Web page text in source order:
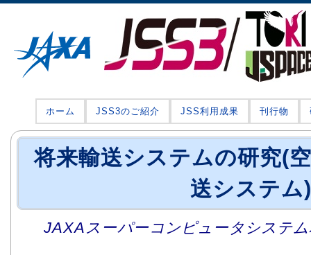
ホーム JSS3のご紹介 JSS利用成果 刊行物
将来輸送システムの研究(
送システム)
JAXAスーパーコンピュータシステ